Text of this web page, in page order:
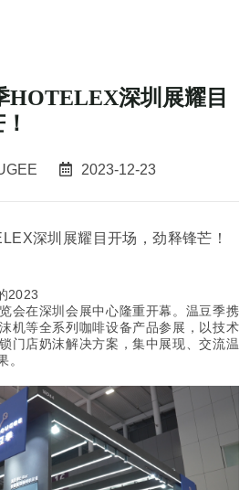
HOTELEX深圳展耀目
2023-12-23
深圳展耀目开场，劲释锋芒！
2023
会在深圳会展中心隆重开幕。温豆季携
机等全系列咖啡设备产品参展，以技术
门店奶沫解决方案，集中展现、交流温
。